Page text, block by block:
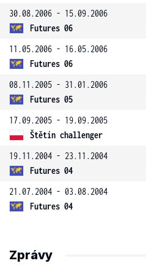
30.08.2006 - 15.09.2006
Futures 06
11.05.2006 - 16.05.2006
Futures 06
08.11.2005 - 31.01.2006
Futures 05
17.09.2005 - 19.09.2005
Štětín challenger
19.11.2004 - 23.11.2004
Futures 04
21.07.2004 - 03.08.2004
Futures 04
Zprávy